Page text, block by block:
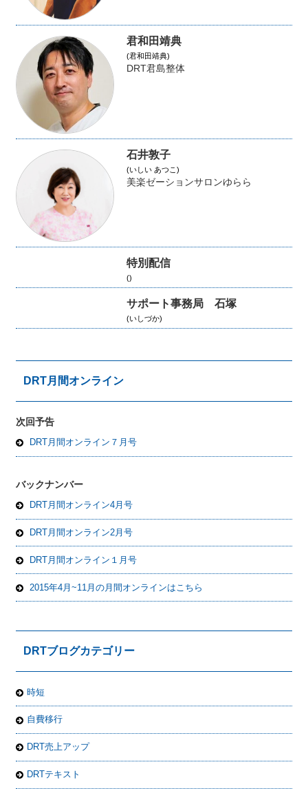
君和田靖典
(君和田靖典)
DRT君島整体
石井敦子
(いしい あつこ)
美楽ゼーションサロンゆらら
特別配信
()
サポート事務局 石塚
(いしづか)
DRT月間オンライン
次回予告
DRT月間オンライン７月号
バックナンバー
DRT月間オンライン4月号
DRT月間オンライン2月号
DRT月間オンライン１月号
2015年4月~11月の月間オンラインはこちら
DRTブログカテゴリー
時短
自費移行
DRT売上アップ
DRTテキスト